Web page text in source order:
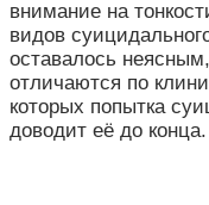
внимание на
видов
оставалось
отличаются по
которых попытка
доводит её до конца.